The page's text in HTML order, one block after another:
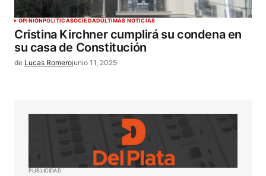
OPINIÓNPOLÍTICASOCIEDADÚLTIMAS NOTICIAS
Cristina Kirchner cumplirá su condena en
su casa de Constitución
de Lucas Romerojunio 11, 2025
PUBLICIDAD